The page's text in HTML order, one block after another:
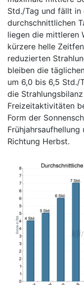
Std./Tag und fällt in
durchschnittlichen
liegen die mittleren
kürzere helle
reduzierten
bleiben die
um 6,0 bis 6,5 Std./
die
Freizeitaktivitäten
Form der
Richtung Herbst.